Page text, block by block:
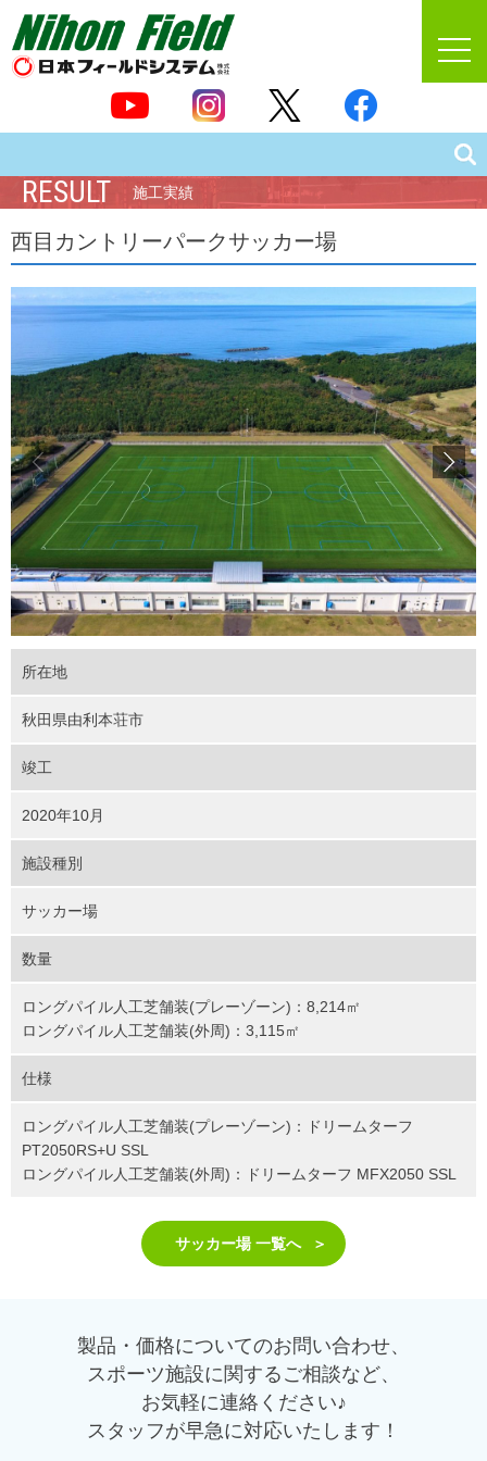
RESULT 施工実績
西目カントリーパークサッカー場
所在地
秋田県由利本荘市
竣工
2020年10月
施設種別
サッカー場
数量
ロングパイル人工芝舗装(プレーゾーン)：8,214㎡
ロングパイル人工芝舗装(外周)：3,115㎡
仕様
ロングパイル人工芝舗装(プレーゾーン)：ドリームターフ
PT2050RS+U SSL
ロングパイル人工芝舗装(外周)：ドリームターフ MFX2050 SSL
サッカー場 一覧へ
製品・価格についてのお問い合わせ、
スポーツ施設に関するご相談など、
お気軽に連絡ください♪
スタッフが早急に対応いたします！